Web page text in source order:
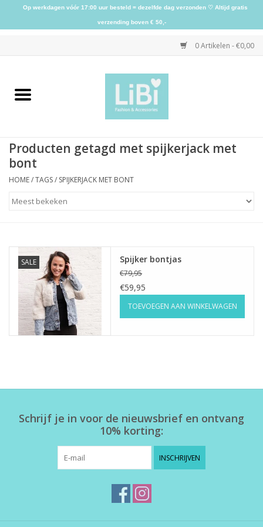
0 Artikelen - €0,00
Home
Kleding
Accessoires
Home deco
SALE
Producten getagd met spijkerjack met
bont
HOME/TAGS/ SPIJKERJACK MET BONT
SALE Spijker bontjas
€79,95
€59,95
TOEVOEGEN AAN WINKELWAGEN
Schrijf je in voor de nieuwsbrief en ontvang
10% korting:
INSCHRIJVEN
Op werkdagen vóór 17:00 uur besteld = dezelfde dag verzonden ♡ Altijd gratis
verzending boven € 50,-